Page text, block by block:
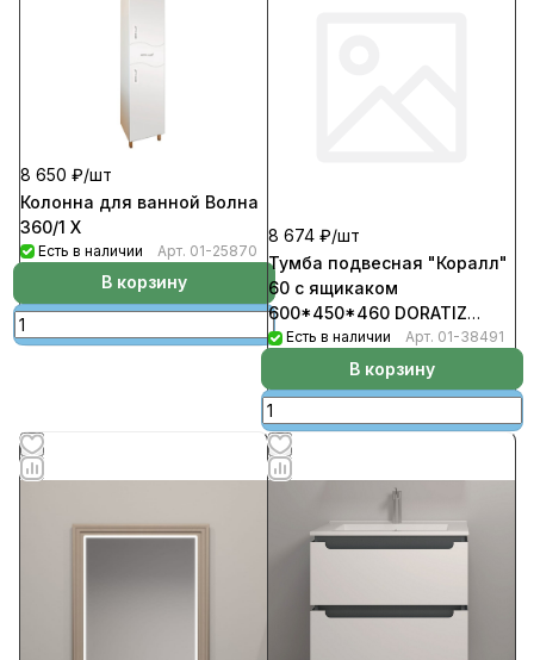
8 650 ₽/шт
Колонна для ванной Волна
360/1 Х
Есть в наличии Арт. 01-25870
В корзину
8 674 ₽/шт
Тумба подвесная "Коралл"
60 с ящикаком
600*450*460 DORATIZ
светлый дуб/умыв.COMO 60
Есть в наличии Арт. 01-38491
В корзину